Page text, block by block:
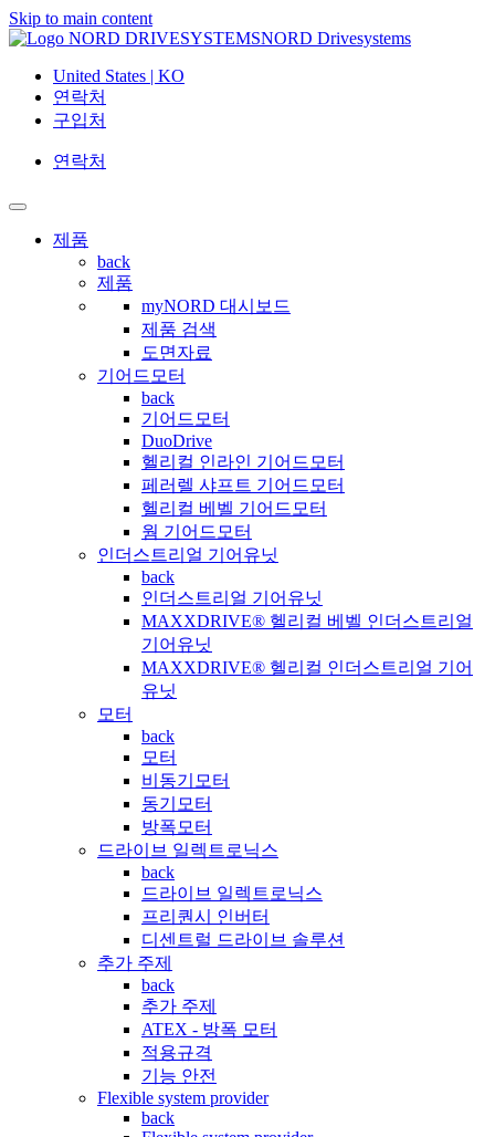
Skip to main content
NORD Drivesystems
United States | KO
연락처
구입처
연락처
제품
back
제품
myNORD 대시보드
제품 검색
도면자료
기어드모터
back
기어드모터
DuoDrive
헬리컬 인라인 기어드모터
페러렐 샤프트 기어드모터
헬리컬 베벨 기어드모터
웜 기어드모터
인더스트리얼 기어유닛
back
인더스트리얼 기어유닛
MAXXDRIVE® 헬리컬 베벨 인더스트리얼
기어유닛
MAXXDRIVE® 헬리컬 인더스트리얼 기어
유닛
모터
back
모터
비동기모터
동기모터
방폭모터
드라이브 일렉트로닉스
back
드라이브 일렉트로닉스
프리퀀시 인버터
디센트럴 드라이브 솔루션
추가 주제
back
추가 주제
ATEX - 방폭 모터
적용규격
기능 안전
Flexible system provider
back